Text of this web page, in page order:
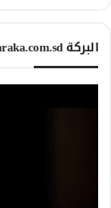
البركة www.albaraka.com.sd